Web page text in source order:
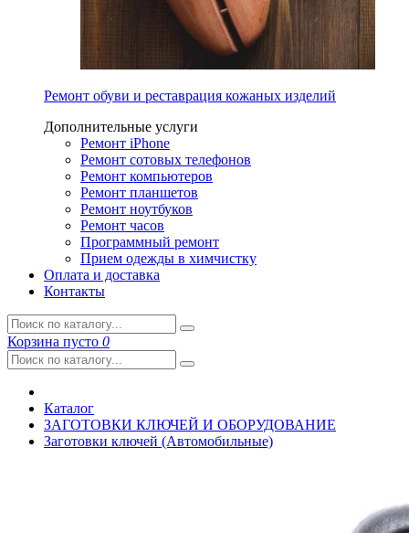
Ремонт обуви и реставрация кожаных изделий
Дополнительные услуги
Ремонт iPhone
Ремонт сотовых телефонов
Ремонт компьютеров
Ремонт планшетов
Ремонт ноутбуков
Ремонт часов
Программный ремонт
Прием одежды в химчистку
Оплата и доставка
Контакты
Корзина пусто 0
Каталог
ЗАГОТОВКИ КЛЮЧЕЙ И ОБОРУДОВАНИЕ
Заготовки ключей (Автомобильные)